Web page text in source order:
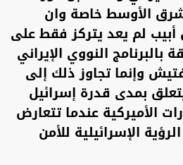
الأوسط خاصة وان
أبيب لم يعد يتركز فقط على
بالبرنامج النووي الإيراني
وإنما تجاوز ذلك إلى
بمدى قدرة إسرائيل
الأميركية عندما تتعارض
الإسرائيلية للأمن